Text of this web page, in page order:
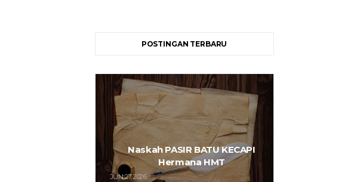
POSTINGAN TERBARU
Naskah PASIR BATU KECAPI
Hermana HMT
JUN 27, 2026